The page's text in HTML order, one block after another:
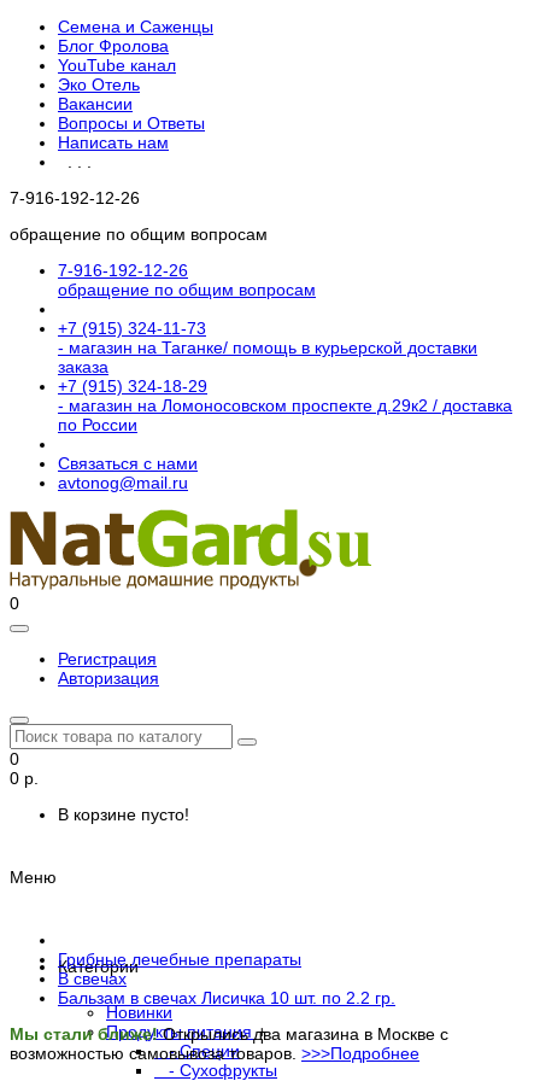
Семена и Саженцы
Блог Фролова
YouTube канал
Эко Отель
Вакансии
Вопросы и Ответы
Написать нам
7-916-192-12-26
обращение по общим вопросам
7-916-192-12-26
обращение по общим вопросам
+7 (915) 324-11-73
- магазин на Таганке/ помощь в курьерской доставки
заказа
+7 (915) 324-18-29
- магазин на Ломоносовском проспекте д.29к2 / доставка
по России
Связаться с нами
avtonog@mail.ru
0
Регистрация
Авторизация
0
0 р.
В корзине пусто!
Меню
Категории
Новинки
Продукты питания+
- Специи
- Сухофрукты
Грибные лечебные препараты
В свечах
Бальзам в свечах Лисичка 10 шт. по 2.2 гр.
Мы стали ближе!Открылись два магазина в Москве с
возможностью самовывоза товаров. >>>Подробнее